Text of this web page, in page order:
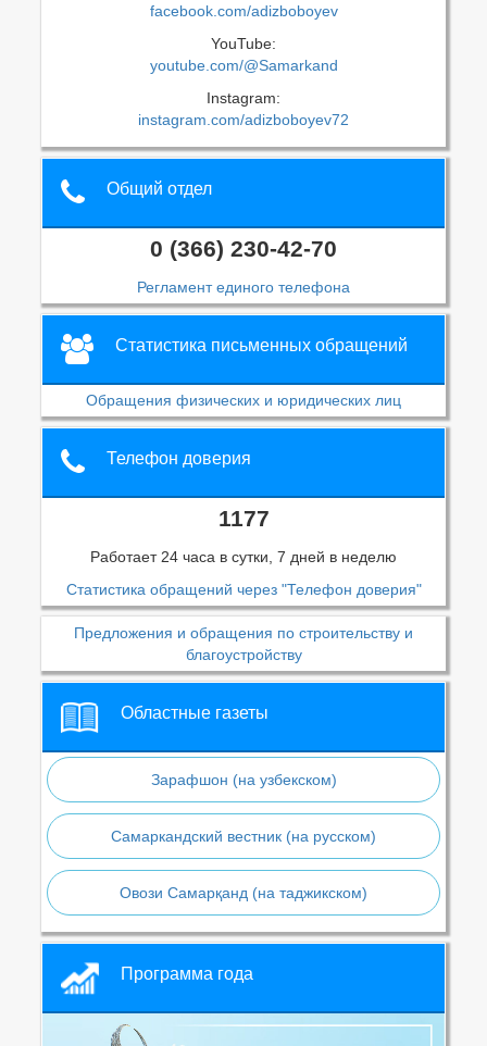
facebook.com/adizboboyev
YouTube:
youtube.com/@Samarkand
Instagram:
instagram.com/adizboboyev72
Общий отдел
0 (366) 230-42-70
Регламент единого телефона
Статистика письменных обращений
Обращения физических и юридических лиц
Телефон доверия
1177
Работает 24 часа в сутки, 7 дней в неделю
Статистика обращений через "Телефон доверия"
Предложения и обращения по строительству и
благоустройству
Областные газеты
Зарафшон (на узбекском)
Самаркандский вестник (на русском)
Овози Самарқанд (на таджикском)
Программа года